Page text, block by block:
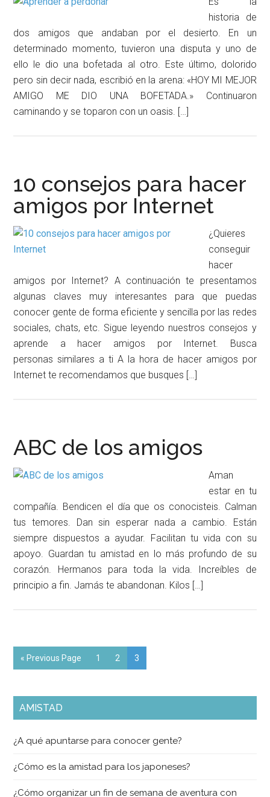
historia de
dos amigos que andaban por el desierto. En un
determinado momento, tuvieron una disputa y uno de
ello le dio una bofetada al otro. Este último, dolorido
pero sin decir nada, escribió en la arena: «HOY MI MEJOR
AMIGO ME DIO UNA BOFETADA.» Continuaron
caminando y se toparon con un oasis. […]
10 consejos para hacer
amigos por Internet
¿Quieres
conseguir
hacer
amigos por Internet? A continuación te presentamos
algunas claves muy interesantes para que puedas
conocer gente de forma eficiente y sencilla por las redes
sociales, chats, etc. Sigue leyendo nuestros consejos y
aprende a hacer amigos por Internet. Busca
personas similares a ti A la hora de hacer amigos por
Internet te recomendamos que busques […]
ABC de los amigos
Aman
estar en tu
compañía. Bendicen el día que os conocisteis. Calman
tus temores. Dan sin esperar nada a cambio. Están
siempre dispuestos a ayudar. Facilitan tu vida con su
apoyo. Guardan tu amistad en lo más profundo de su
corazón. Hermanos para toda la vida. Increíbles de
principio a fin. Jamás te abandonan. Kilos […]
« Previous Page 1 2 3
AMISTAD
¿A qué apuntarse para conocer gente?
¿Cómo es la amistad para los japoneses?
¿Cómo organizar un fin de semana de aventura con